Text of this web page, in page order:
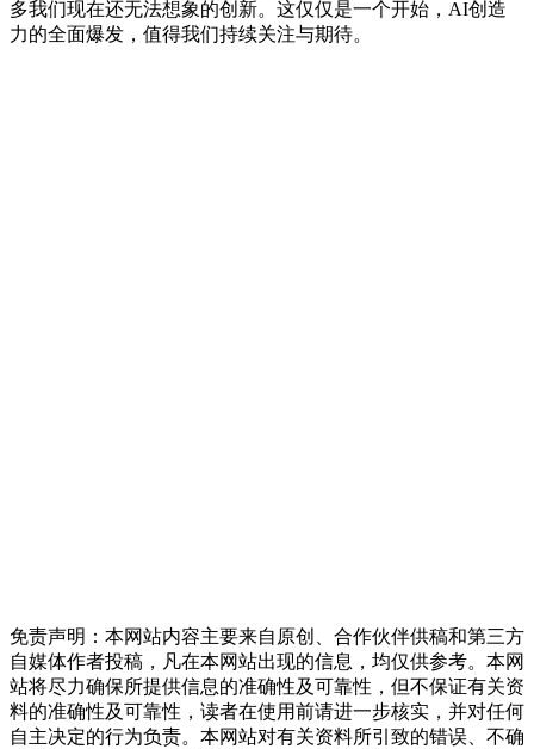
多我们现在还无法想象的创新。这仅仅是一个开始，AI创造
力的全面爆发，值得我们持续关注与期待。
免责声明：本网站内容主要来自原创、合作伙伴供稿和第三方
自媒体作者投稿，凡在本网站出现的信息，均仅供参考。本网
站将尽力确保所提供信息的准确性及可靠性，但不保证有关资
料的准确性及可靠性，读者在使用前请进一步核实，并对任何
自主决定的行为负责。本网站对有关资料所引致的错误、不确